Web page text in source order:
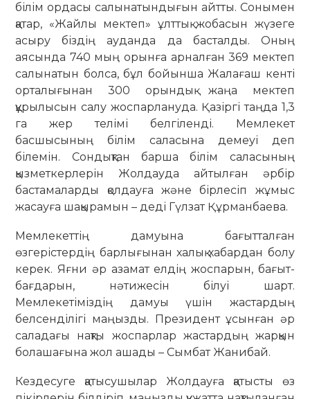
білім ордасы салынатындығын айтты. Сонымен
қатар, «Жайлы мектеп» ұлттық жобасын жүзеге
асыру біздің ауданда да басталды. Оның
аясында 740 мың орынға арналған 369 мектеп
салынатын болса, бұл бойынша Жалағаш кенті
орталығынан 300 орындық жаңа мектеп
құрылысын салу жоспарлануда. Қазіргі таңда 1,3
га жер телімі белгіленді. Мемлекет
басшысының білім саласына демеуі деп
білемін. Сондықтан барша білім саласының
қызметкерлерін Жолдауда айтылған әрбір
бастамаларды қолдауға және бірлесіп жұмыс
жасауға шақырамын – деді Гүлзат Құрманбаева.
Мемлекеттің дамуына бағытталған
өзгерістердің барлығынан халық хабардан болу
керек. Яғни әр азамат елдің жоспарын, бағыт-
бағдарын, нәтижесін білуі шарт.
Мемлекетіміздің дамуы үшін жастардың
белсенділігі маңызды. Президент ұсынған әр
саладағы нақты жоспарлар жастардың жарқын
болашағына жол ашады – Сымбат Жанибай.
Кездесуге қатысушылар Жолдауға қатысты өз